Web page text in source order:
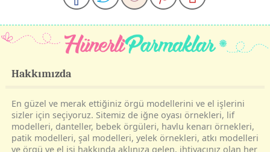
Hakkımızda
En güzel ve merak ettiğiniz örgü modellerini ve el işlerini
sizler için seçiyoruz. Sitemiz de iğne oyası örnekleri, lif
modelleri, danteller, bebek örgüleri, havlu kenarı örnekleri,
patik modelleri, şal modelleri, yelek örnekleri, atkı modelleri
ve örgü ve el işi hakkında aklınıza gelen, ihtiyacınız olan her